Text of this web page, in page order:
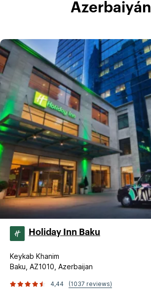
Azerbaiyán
Holiday Inn Baku
Keykab Khanim
Baku, AZ1010, Azerbaijan
4,44 (1037 reviews)